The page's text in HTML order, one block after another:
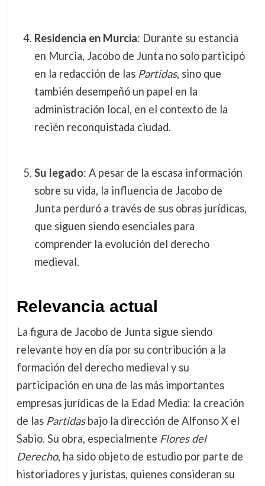
Residencia en Murcia: Durante su estancia
en Murcia, Jacobo de Junta no solo participó
en la redacción de las Partidas, sino que
también desempeñó un papel en la
administración local, en el contexto de la
recién reconquistada ciudad.
Su legado: A pesar de la escasa información
sobre su vida, la influencia de Jacobo de
Junta perduró a través de sus obras jurídicas,
que siguen siendo esenciales para
comprender la evolución del derecho
medieval.
Relevancia actual
La figura de Jacobo de Junta sigue siendo
relevante hoy en día por su contribución a la
formación del derecho medieval y su
participación en una de las más importantes
empresas jurídicas de la Edad Media: la creación
de las Partidasbajo la dirección de Alfonso X el
Sabio. Su obra, especialmente Flores del
Derecho, ha sido objeto de estudio por parte de
historiadores y juristas, quienes consideran su